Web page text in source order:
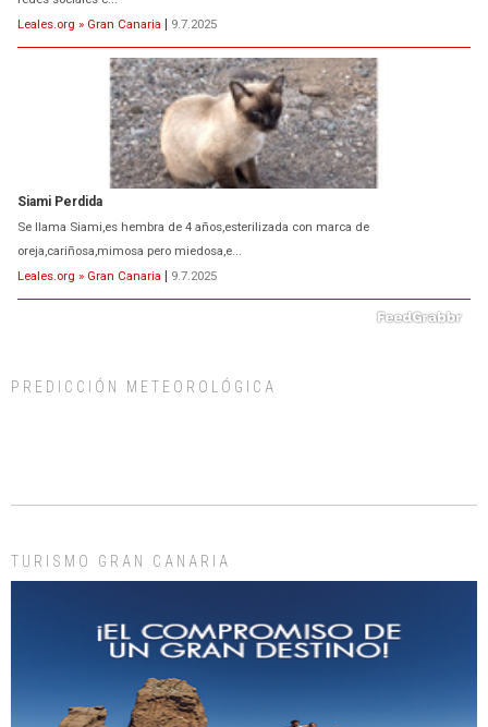
oreja,cariñosa,mimosa pero miedosa,e...
Leales.org » Gran Canaria | 9.7.2025
ADOPCIÓN URGENTE GATA TEROR GRAN CANARIA
El ayuntamiento se va a llevar a Los Gatos callejeros de la zona los próximos
días, ella incluida...
Leales.org » Gran Canaria | 9.7.2025
Este gato macho ha aparecido en la calle hace menos de un mes, es muy
PREDICCIÓN METEOROLÓGICA
TURISMO GRAN CANARIA